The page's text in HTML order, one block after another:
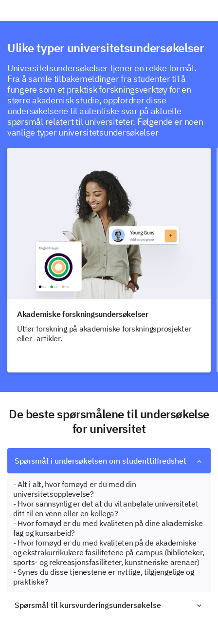
Ulike typer universitetsundersøkelser
Universitetsundersøkelser tjener en rekke formål.
Fra å samle tilbakemeldinger fra studenter til å
fungere som et praktisk forskningsverktøy for en
større akademisk studie, oppfordrer disse
undersøkelsene til autentiske svar på aktuelle
spørsmål relatert til universiteter. Følgende er noen
vanlige typer universitetsundersøkelser
Akademiske forskningsundersøkelser
Utfør forskning på akademiske forskningsprosjekter
eller -artikler.
De beste spørsmålene til undersøkelse
for universitet
Spørsmål i undersøkelsen om studenttilfredshet
- Alt i alt, hvor fornøyd er du med din
universitetsopplevelse?
- Hvor sannsynlig er det at du vil anbefale universitetet
ditt til en venn eller en kollega?
- Hvor fornøyd er du med kvaliteten på dine akademiske
fag og kursarbeid?
- Hvor fornøyd er du med kvaliteten på de akademiske
og ekstrakurrikulære fasilitetene på campus (biblioteker,
sports- og rekreasjonsfasiliteter, kunstneriske arenaer)
- Synes du disse tjenestene er nyttige, tilgjengelige og
praktiske?
Spørsmål til kursvurderingsundersøkelse